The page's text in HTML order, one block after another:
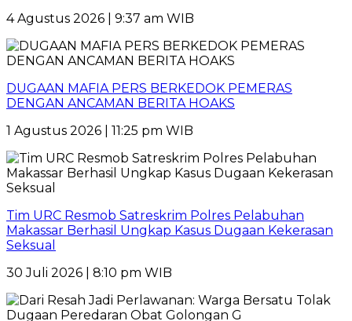
4 Agustus 2026 | 9:37 am WIB
DUGAAN MAFIA PERS BERKEDOK PEMERAS
DENGAN ANCAMAN BERITA HOAKS
1 Agustus 2026 | 11:25 pm WIB
Tim URC Resmob Satreskrim Polres Pelabuhan
Makassar Berhasil Ungkap Kasus Dugaan Kekerasan
Seksual
30 Juli 2026 | 8:10 pm WIB